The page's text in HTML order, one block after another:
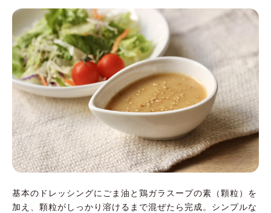
基本のドレッシングにごま油と鶏ガラスープの素（顆粒）を
加え、顆粒がしっかり溶けるまで混ぜたら完成。シンプルな